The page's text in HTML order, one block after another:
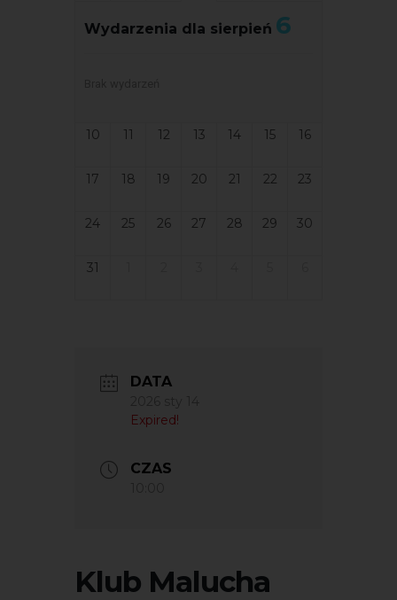
Wydarzenia dla sierpień 6
10 11 12 13 14 15 16
17 18 19 20 21 22 23
24 25 26 27 28 29 30
31
DATA
Expired!
CZAS
Klub Malucha